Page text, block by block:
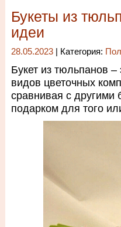
Букеты из
идеи
28.05.2023 | Категория:
Букет из тюльпанов
видов цветочных
сравнивая с другими
подарком для того